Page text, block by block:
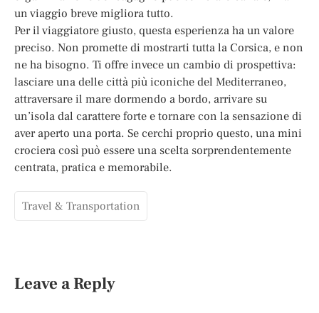
un viaggio breve migliora tutto.
Per il viaggiatore giusto, questa esperienza ha un valore
preciso. Non promette di mostrarti tutta la Corsica, e non
ne ha bisogno. Ti offre invece un cambio di prospettiva:
lasciare una delle città più iconiche del Mediterraneo,
attraversare il mare dormendo a bordo, arrivare su
un’isola dal carattere forte e tornare con la sensazione di
aver aperto una porta. Se cerchi proprio questo, una mini
crociera così può essere una scelta sorprendentemente
centrata, pratica e memorabile.
Travel & Transportation
Leave a Reply